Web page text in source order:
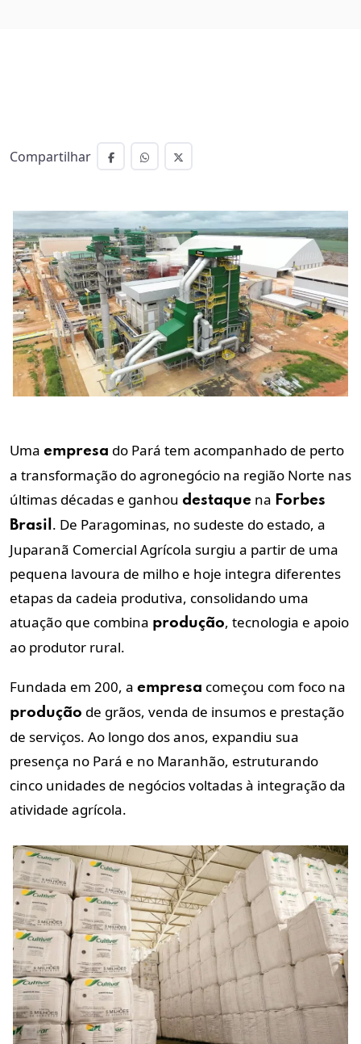
Compartilhar
Uma empresa do Pará tem acompanhado de perto
a transformação do agronegócio na região Norte nas
últimas décadas e ganhou destaque na Forbes
Brasil . De Paragominas, no sudeste do estado, a
Juparanã Comercial Agrícola surgiu a partir de uma
pequena lavoura de milho e hoje integra diferentes
etapas da cadeia produtiva, consolidando uma
atuação que combina produção, tecnologia e apoio
ao produtor rural.
Fundada em 200, a empresa começou com foco na
produção de grãos, venda de insumos e prestação
de serviços. Ao longo dos anos, expandiu sua
presença no Pará e no Maranhão, estruturando
cinco unidades de negócios voltadas à integração da
atividade agrícola.